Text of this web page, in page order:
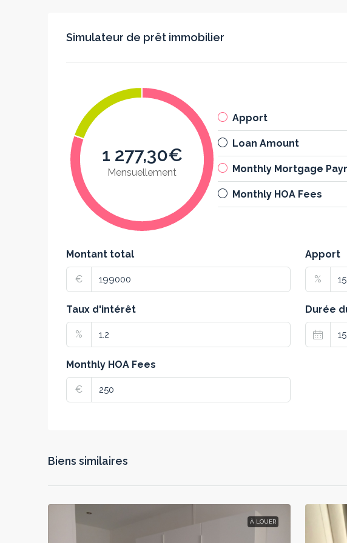
Simulateur de prêt immobilier
1 277,30€
Mensuellement
Apport
Loan Amount
Monthly Mortgage
Monthly HOA Fees
Montant total
€
Apport
%
Taux d'intérêt
%
Durée
Monthly HOA Fees
€
Biens similaires
À LOUER